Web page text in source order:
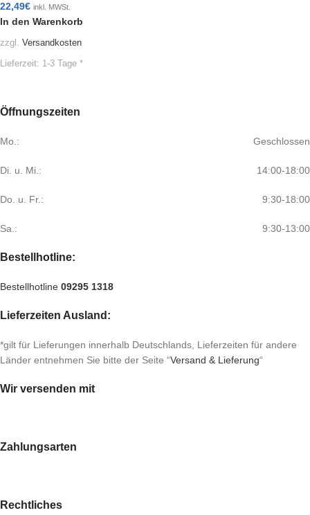
22,49€ inkl. MWSt.
In den Warenkorb
zzgl. Versandkosten
Lieferzeit: 1-3 Tage *
Öffnungszeiten
Mo.: Geschlossen
Di. u. Mi.: 14:00-18:00
Do. u. Fr.: 9:30-18:00
Sa.: 9:30-13:00
Bestellhotline:
Bestellhotline 09295 1318
Lieferzeiten Ausland:
*gilt für Lieferungen innerhalb Deutschlands, Lieferzeiten für andere
Länder entnehmen Sie bitte der Seite “Versand & Lieferung“
Wir versenden mit
Zahlungsarten
Rechtliches